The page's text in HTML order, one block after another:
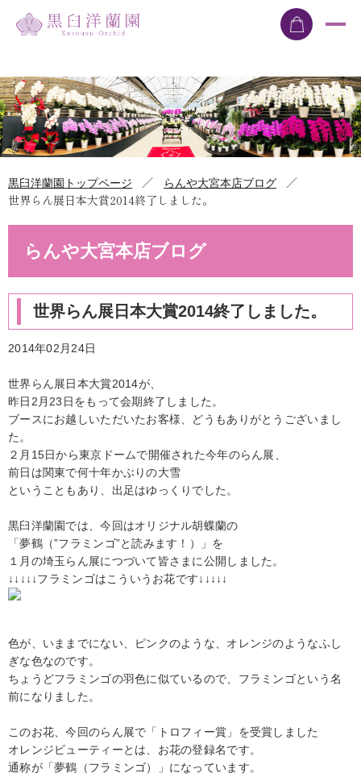
黒臼洋蘭園トップページ ／ らんや大宮本店ブログ
／
世界らん展日本大賞2014終了しました。
らんや大宮本店ブログ
世界らん展日本大賞2014終了しました。
2014年02月24日
世界らん展日本大賞2014が、
昨日2月23日をもって会期終了しました。
ブースにお越しいただいたお客様、どうもありがとうございまし
た。
２月15日から東京ドームで開催された今年のらん展、
前日は関東で何十年かぶりの大雪
ということもあり、出足はゆっくりでした。
黒臼洋蘭園では、今回はオリジナル胡蝶蘭の
「夢鶴（”フラミンゴ”と読みます！）」を
１月の埼玉らん展につづいて皆さまに公開しました。
↓↓↓↓↓フラミンゴはこういうお花です↓↓↓↓↓
色が、いままでにない、ピンクのような、オレンジのようなふし
ぎな色なのです。
ちょうどフラミンゴの羽色に似ているので、フラミンゴという名
前になりました。
このお花、今回のらん展で「トロフィー賞」を受賞しました
オレンジビューティーとは、お花の登録名です。
通称が「夢鶴（フラミンゴ）」になっています。